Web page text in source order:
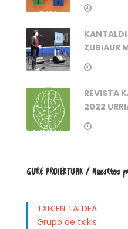
ZUBIAUR
REVISTA
2022
GURE PROIEKTUAK / Nuestros
TXIKIEN TALDEA
Grupo de txikis